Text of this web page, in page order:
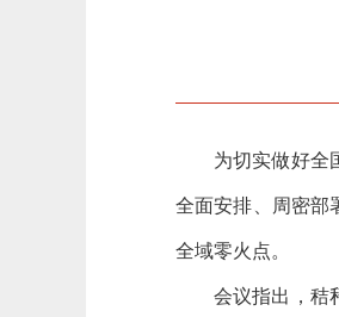
为切实做好全
全面安排、周密部
全域零火点。
会议指出，秸